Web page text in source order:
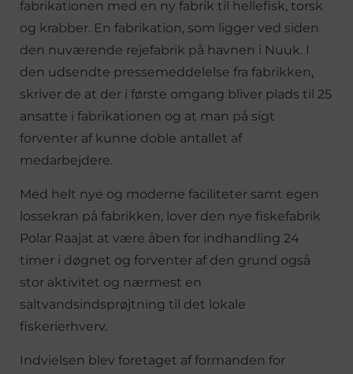
fabrikationen med en ny fabrik til hellefisk, torsk
og krabber. En fabrikation, som ligger ved siden
den nuværende rejefabrik på havnen i Nuuk. I
den udsendte pressemeddelelse fra fabrikken,
skriver de at der i første omgang bliver plads til 25
ansatte i fabrikationen og at man på sigt
forventer af kunne doble antallet af
medarbejdere.
Med helt nye og moderne faciliteter samt egen
lossekran på fabrikken, lover den nye fiskefabrik
Polar Raajat at være åben for indhandling 24
timer i døgnet og forventer af den grund også
stor aktivitet og nærmest en
saltvandsindsprøjtning til det lokale
fiskerierhverv.
Indvielsen blev foretaget af formanden for